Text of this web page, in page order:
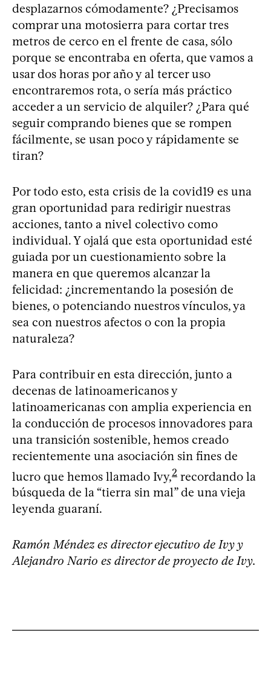
desplazarnos cómodamente? ¿Precisamos
comprar una motosierra para cortar tres
metros de cerco en el frente de casa, sólo
porque se encontraba en oferta, que vamos a
usar dos horas por año y al tercer uso
encontraremos rota, o sería más práctico
acceder a un servicio de alquiler? ¿Para qué
seguir comprando bienes que se rompen
fácilmente, se usan poco y rápidamente se
tiran?
Por todo esto, esta crisis de la covid19 es una
gran oportunidad para redirigir nuestras
acciones, tanto a nivel colectivo como
individual. Y ojalá que esta oportunidad esté
guiada por un cuestionamiento sobre la
manera en que queremos alcanzar la
felicidad: ¿incrementando la posesión de
bienes, o potenciando nuestros vínculos, ya
sea con nuestros afectos o con la propia
naturaleza?
Para contribuir en esta dirección, junto a
decenas de latinoamericanos y
latinoamericanas con amplia experiencia en
la conducción de procesos innovadores para
una transición sostenible, hemos creado
recientemente una asociación sin fines de
lucro que hemos llamado Ivy,2 recordando la
búsqueda de la “tierra sin mal” de una vieja
leyenda guaraní.
Ramón Méndez es director ejecutivo de Ivy y
Alejandro Nario es director de proyecto de Ivy.